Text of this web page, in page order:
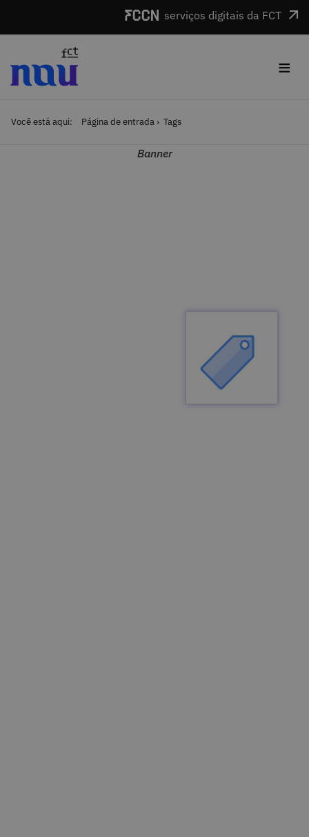
serviços digitais da FCT
≡
Você está aqui: Página de entrada Tags
Banner